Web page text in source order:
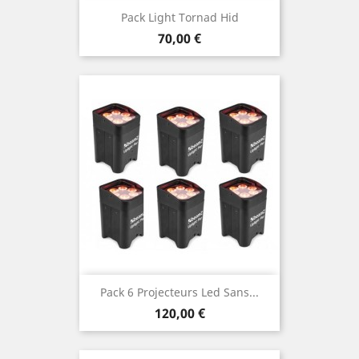
Pack Light Tornad Hid
Prix
70,00 €
Pack 6 Projecteurs Led Sans...
Prix
120,00 €